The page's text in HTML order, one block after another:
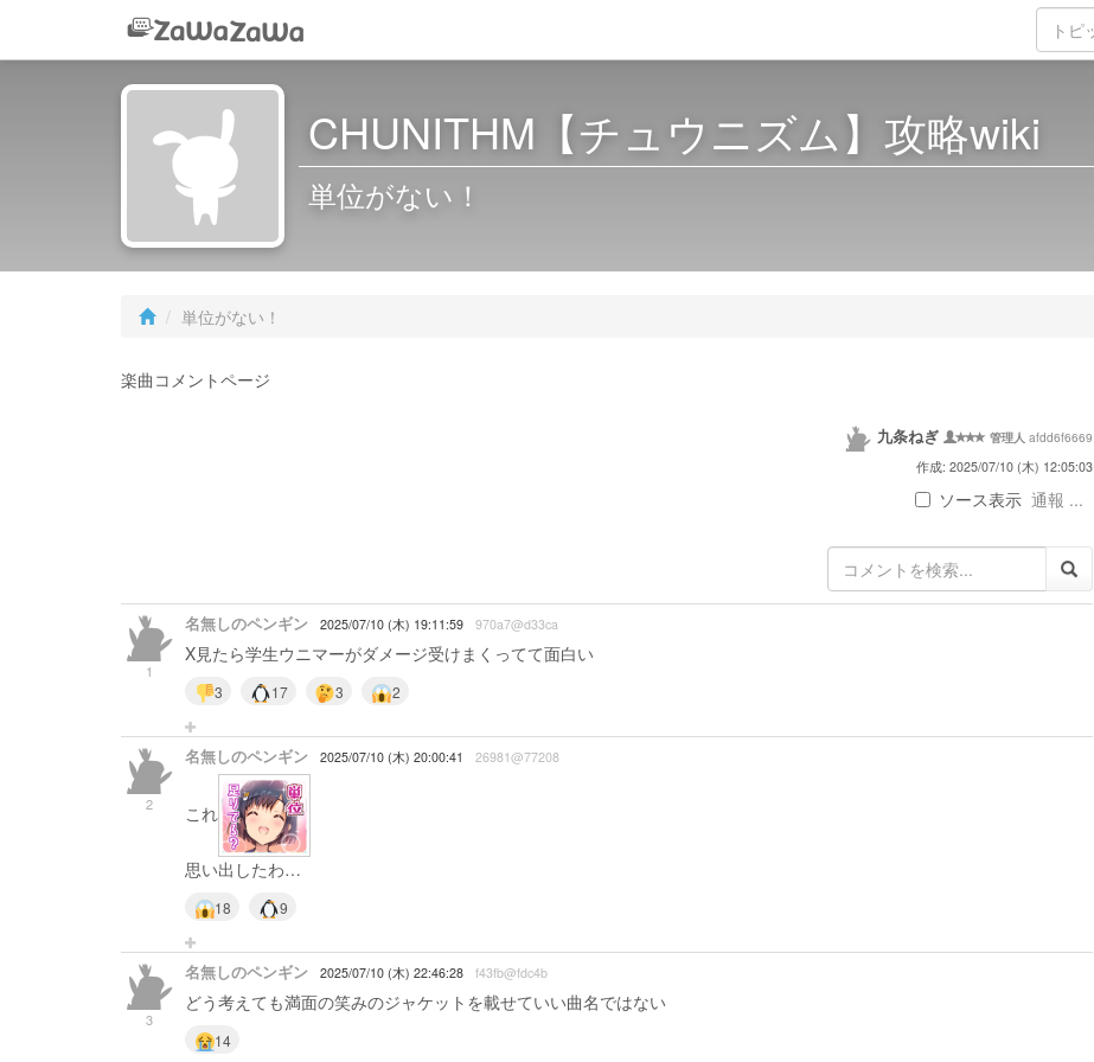
CHUNITHM【チュウニズム】攻略wiki
単位がない！
単位がない！
楽曲コメントページ
九条ねぎ 管理人 afdd6f6669
作成: 2025/07/10 (木) 12:05:03
ソース表示 通報 ...
1
名無しのペンギン 2025/07/10 (木) 19:11:59 970a7@d33ca
X見たら学生ウニマーがダメージ受けまくってて面白い
3 17 3 2
2
名無しのペンギン 2025/07/10 (木) 20:00:41 26981@77208
これ
思い出したわ…
18 9
3
名無しのペンギン 2025/07/10 (木) 22:46:28 f43fb@fdc4b
どう考えても満面の笑みのジャケットを載せていい曲名ではない
14